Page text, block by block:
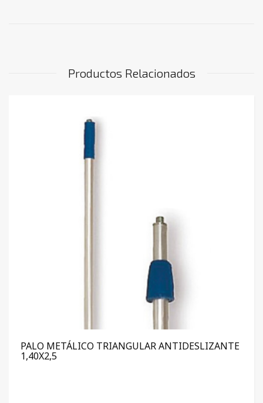
Productos Relacionados
PALO METÁLICO TRIANGULAR ANTIDESLIZANTE
1,40X2,5